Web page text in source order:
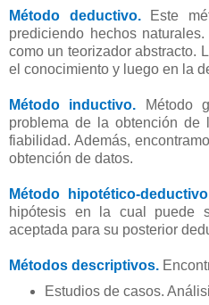
Método deductivo.Este
prediciendo hechos
como un teorizador abstracto.
el conocimiento y luego en la
Método inductivo. Método
problema de la obtención
fiabilidad. Además,
obtención de datos.
Método hipotético-
hipótesis en la cual puede
aceptada para su posterior
Métodos descriptivos.
Estudios de casos.